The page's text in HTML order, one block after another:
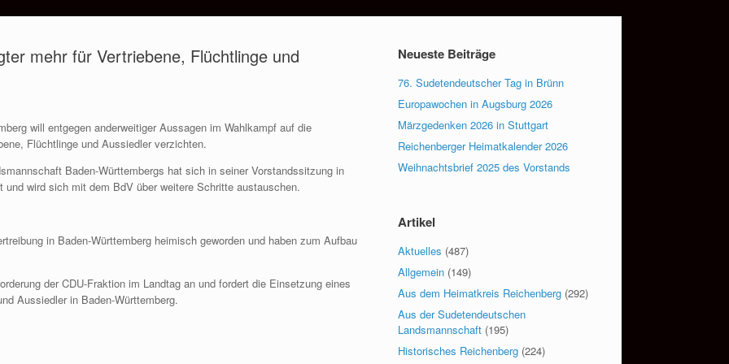
mehr für Vertriebene, Flüchtlinge und
will entgegen anderweitiger Aussagen im Wahlkampf auf die
Flüchtlinge und Aussiedler verzichten.
Baden-Württembergs hat sich in seiner Vorstandssitzung in
wird sich mit dem BdV über weitere Schritte austauschen.
in Baden-Württemberg heimisch geworden und haben zum Aufbau
der CDU-Fraktion im Landtag an und fordert die Einsetzung eines
Aussiedler in Baden-Württemberg.
Neueste Beiträge
76. Sudetendeutscher Tag in Brünn
Europawochen in Augsburg 2026
Märzgedenken 2026 in Stuttgart
Reichenberger Heimatkalender 2026
Weihnachtsbrief 2025 des Vorstands
Artikel
Aktuelles (487)
Allgemein (149)
Aus dem Heimatkreis Reichenberg (292)
Aus der Sudetendeutschen
Landsmannschaft (195)
Historisches Reichenberg (224)